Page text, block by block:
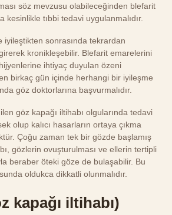
söz mevzusu olabileceğinden blefarit
kesinlikle tıbbi tedavi uygulanmalıdır.
iyileştikten sonrasında tekrardan
kronikleşebilir. Blefarit emarelerini
ihtiyaç duyulan özeni
birkaç gün içinde herhangi bir iyileşme
göz doktorlarına başvurmalıdır.
göz kapağı iltihabı olgularında tedavi
olup kalıcı hasarların ortaya çıkma
Çoğu zaman tek bir gözde başlamış
gözlerin ovuşturulması ve ellerin tertipli
beraber öteki göze de bulaşabilir. Bu
oldukca dikkatli olunmalıdır.
kapağı iltihabı)